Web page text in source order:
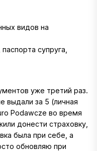
видов на
супруга,
уже третий раз.
выдали за 5 (личная
Podawcze во время
донести страховку,
была при себе, а
обновляю при